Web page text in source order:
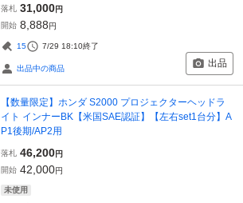
落札 31,000円
開始 8,888円
15 7/29 18:10終了
出品中の商品 出品
【数量限定】ホンダ S2000 プロジェクターヘッドラ
イト インナーBK【米国SAE認証】【左右set1台分】A
P1後期/AP2用
落札 46,200円
開始 42,000円
未使用